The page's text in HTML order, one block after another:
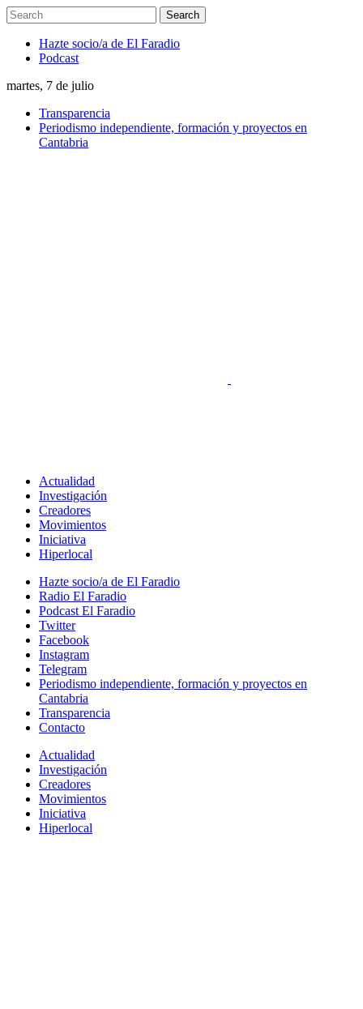
Hazte socio/a de El Faradio
Podcast
martes, 7 de julio
Transparencia
Periodismo independiente, formación y proyectos en
Cantabria
Actualidad
Investigación
Creadores
Movimientos
Iniciativa
Hiperlocal
Hazte socio/a de El Faradio
Radio El Faradio
Podcast El Faradio
Twitter
Facebook
Instagram
Telegram
Periodismo independiente, formación y proyectos en
Cantabria
Transparencia
Contacto
Actualidad
Investigación
Creadores
Movimientos
Iniciativa
Hiperlocal